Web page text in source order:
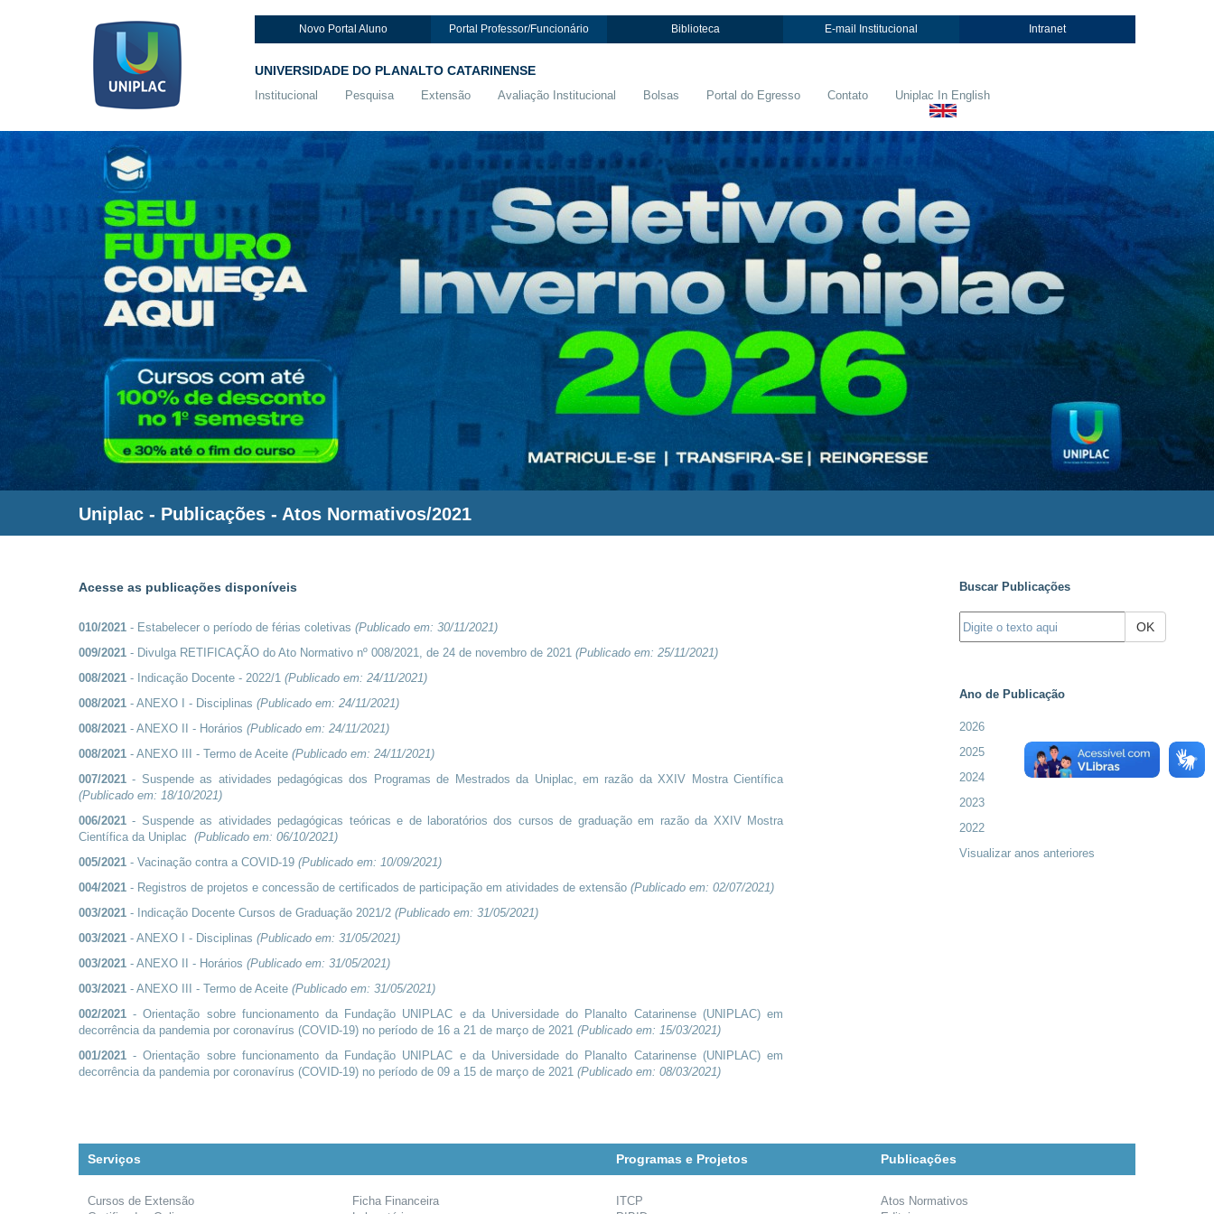
Novo Portal Aluno Portal Professor/Funcionário Biblioteca E-mail Institucional Intranet
UNIVERSIDADE DO PLANALTO CATARINENSE
Institucional Pesquisa Extensão Avaliação Institucional Bolsas Portal do Egresso Contato Uniplac In English
Uniplac - Publicações - Atos Normativos/2021
Acesse as publicações disponíveis
010/2021 - Estabelecer o período de férias coletivas (Publicado em: 30/11/2021)
009/2021 - Divulga RETIFICAÇÃO do Ato Normativo nº 008/2021, de 24 de novembro de 2021 (Publicado em: 25/11/2021)
008/2021 - Indicação Docente - 2022/1 (Publicado em: 24/11/2021)
008/2021 - ANEXO I - Disciplinas (Publicado em: 24/11/2021)
008/2021 - ANEXO II - Horários (Publicado em: 24/11/2021)
008/2021 - ANEXO III - Termo de Aceite (Publicado em: 24/11/2021)
007/2021 - Suspende as atividades pedagógicas dos Programas de Mestrados da Uniplac, em razão da XXIV Mostra Científica
(Publicado em: 18/10/2021)
006/2021 - Suspende as atividades pedagógicas teóricas e de laboratórios dos cursos de graduação em razão da XXIV Mostra
Científica da Uniplac (Publicado em: 06/10/2021)
005/2021 - Vacinação contra a COVID-19 (Publicado em: 10/09/2021)
004/2021 - Registros de projetos e concessão de certificados de participação em atividades de extensão (Publicado em: 02/07/2021)
003/2021 - Indicação Docente Cursos de Graduação 2021/2 (Publicado em: 31/05/2021)
003/2021 - ANEXO I - Disciplinas (Publicado em: 31/05/2021)
003/2021 - ANEXO II - Horários (Publicado em: 31/05/2021)
003/2021 - ANEXO III - Termo de Aceite (Publicado em: 31/05/2021)
002/2021 - Orientação sobre funcionamento da Fundação UNIPLAC e da Universidade do Planalto Catarinense (UNIPLAC) em
decorrência da pandemia por coronavírus (COVID-19) no período de 16 a 21 de março de 2021 (Publicado em: 15/03/2021)
001/2021 - Orientação sobre funcionamento da Fundação UNIPLAC e da Universidade do Planalto Catarinense (UNIPLAC) em
decorrência da pandemia por coronavírus (COVID-19) no período de 09 a 15 de março de 2021 (Publicado em: 08/03/2021)
Buscar Publicações
OK
Ano de Publicação
2026
2025
2024
2023
2022
Visualizar anos anteriores
Serviços
Cursos de Extensão
Ficha Financeira
Programas e Projetos
ITCP
Publicações
Atos Normativos